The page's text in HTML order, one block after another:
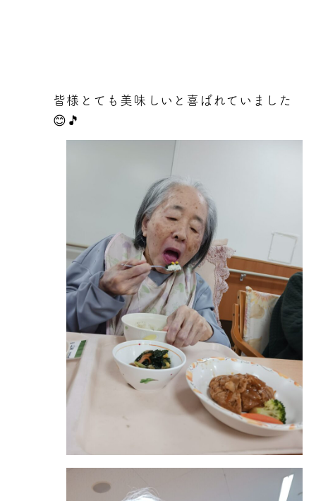
皆様とても美味しいと喜ばれていました
😊🎵